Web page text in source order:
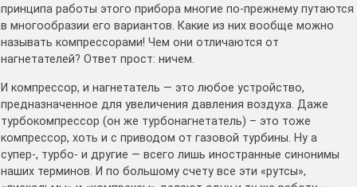
принципа работы этого прибора многие по-прежнему путаются
в многообразии его вариантов. Какие из них вообще можно
называть компрессорами! Чем они отличаются от
нагнетателей? Ответ прост: ничем.
И компрессор, и нагнетатель — это любое устройство,
предназначенное для увеличения давления воздуха. Даже
турбокомпрессор (он же турбонагнетатель) – это тоже
компрессор, хоть и с приводом от газовой турбины. Ну а
супер-, турбо- и другие — всего лишь иностранные синонимы
наших терминов. И по большому счету все эти «рутсы»,